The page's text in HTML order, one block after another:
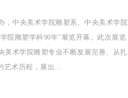
，中央美术学院雕塑系、中央美术学院
院雕塑学科90年”展览开幕。此次展览
美术学院雕塑专业不断发展完善、从扎
艺术历程，展出...
成美
中任
根据
经济
成美
中任
根据
经济
成美
中任
根据
经济